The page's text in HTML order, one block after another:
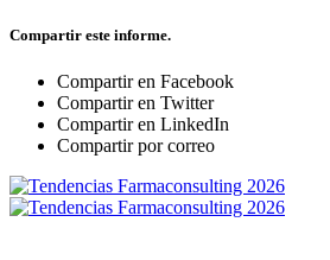
Compartir este informe.
Compartir en Facebook
Compartir en Twitter
Compartir en LinkedIn
Compartir por correo